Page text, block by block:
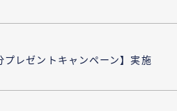
プレゼントキャンペーン】実施